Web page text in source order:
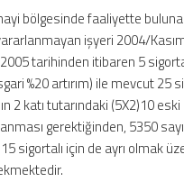
bölgesinde faaliyette
işyeri 2004/
tarihinden itibaren 5
%20 artırım) ile mevcut 25
2 katı tutarındaki (5X2)10
gerektiğinden, 5350
sigortalı için de ayrı olmak